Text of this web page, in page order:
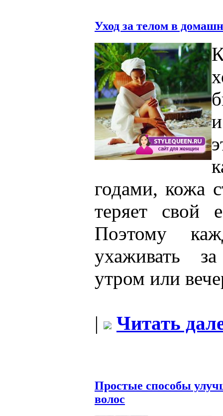
Уход за телом в
годами, кожа
теряет свой
Поэтому
ухаживать
утром или
| Читать
Простые способы
волос